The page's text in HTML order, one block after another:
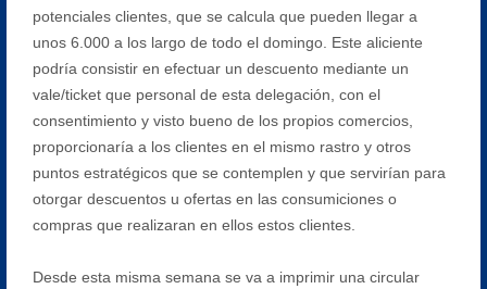
potenciales clientes, que se calcula que pueden llegar a
unos 6.000 a los largo de todo el domingo. Este aliciente
podría consistir en efectuar un descuento mediante un
vale/ticket que personal de esta delegación, con el
consentimiento y visto bueno de los propios comercios,
proporcionaría a los clientes en el mismo rastro y otros
puntos estratégicos que se contemplen y que servirían para
otorgar descuentos u ofertas en las consumiciones o
compras que realizaran en ellos estos clientes.
Desde esta misma semana se va a imprimir una circular